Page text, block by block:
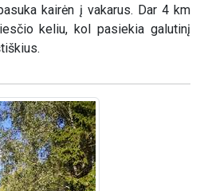
kairėn į vakarus. Dar 4 km
keliu, kol pasiekia galutinį